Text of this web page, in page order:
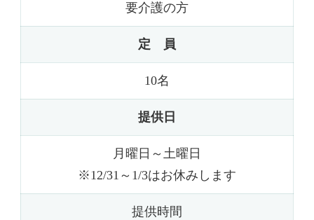
要介護の方
定 員
10名
提供日
月曜日～土曜日
※12/31～1/3はお休みします
提供時間